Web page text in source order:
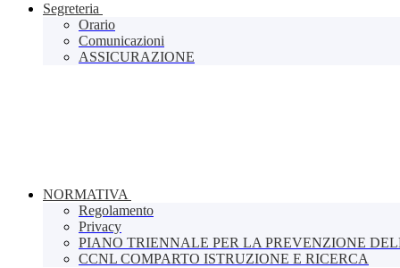
Segreteria
Orario
Comunicazioni
ASSICURAZIONE
NORMATIVA
Regolamento
Privacy
PIANO TRIENNALE PER LA PREVENZIONE
CCNL COMPARTO ISTRUZIONE E RICERCA